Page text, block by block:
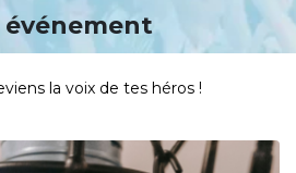
la voix de tes héros !